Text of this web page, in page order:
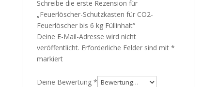
Schreibe die erste Rezension für
„Feuerlöscher-Schutzkasten für CO2-
Feuerlöscher bis 6 kg Füllinhalt“
Deine E-Mail-Adresse wird nicht
veröffentlicht. Erforderliche Felder sind mit *
markiert
Deine Bewertung *